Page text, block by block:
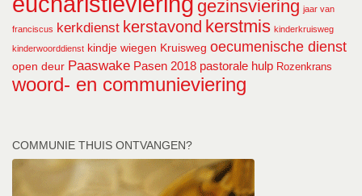
gezinsviering jaar van
franciscus kerkdienst kerstavond kerstmis kinderkruisweg
kinderwoorddienst kindje wiegen Kruisweg oecumenische dienst
open deur Paaswake Pasen 2018 pastorale hulp Rozenkrans
woord- en communieviering
COMMUNIE THUIS ONTVANGEN?